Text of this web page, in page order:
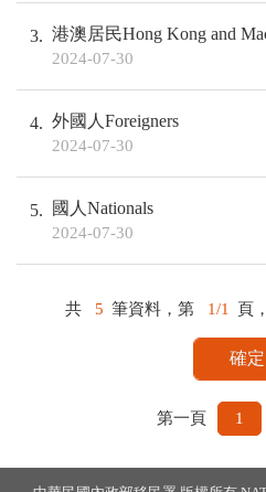
3 港澳居民Hong Kong and
2024-07-30
4 外國人Foreigners
2024-07-30
5 國人Nationals
2024-07-30
共 5 筆資料，第 1/1 頁，
第一頁 1